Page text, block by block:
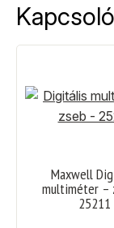
Maxwell
multiméter –
25211